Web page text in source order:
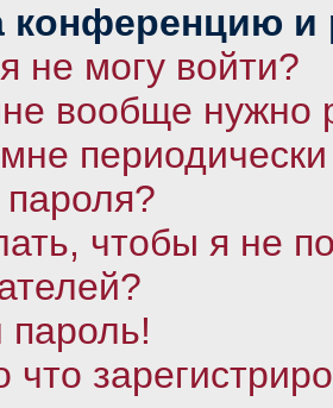
конференцию и
не могу войти?
вообще нужно
чтобы я не
что